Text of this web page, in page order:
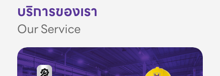
บริการของเรา
Our Service